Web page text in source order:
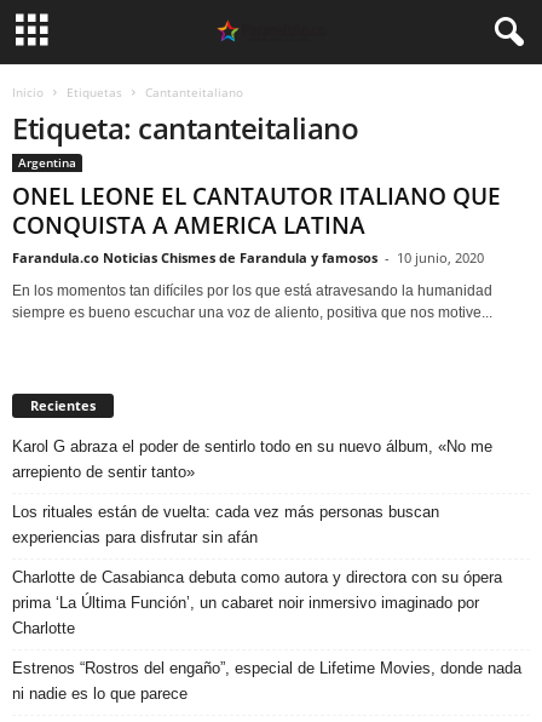
Inicio Etiquetas Cantanteitaliano
Etiqueta: cantanteitaliano
Argentina
ONEL LEONE EL CANTAUTOR ITALIANO QUE
CONQUISTA A AMERICA LATINA
Farandula.co Noticias Chismes de Farandula y famosos - 10 junio, 2020
En los momentos tan difíciles por los que está atravesando la humanidad
siempre es bueno escuchar una voz de aliento, positiva que nos motive...
Recientes
Karol G abraza el poder de sentirlo todo en su nuevo álbum, «No me
arrepiento de sentir tanto»
Los rituales están de vuelta: cada vez más personas buscan
experiencias para disfrutar sin afán
Charlotte de Casabianca debuta como autora y directora con su ópera
prima ‘La Última Función’, un cabaret noir inmersivo imaginado por
Charlotte
Estrenos “Rostros del engaño”, especial de Lifetime Movies, donde nada
ni nadie es lo que parece